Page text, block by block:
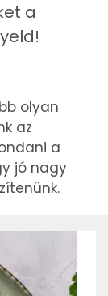
a
olyan
az
a
jó nagy